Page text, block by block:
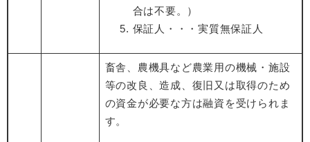
合は不要。）
保証人・・・実質無保証人
畜舎、農機具など農業用の機械・施設
等の改良、造成、復旧又は取得のため
の資金が必要な方は融資を受けられま
す。